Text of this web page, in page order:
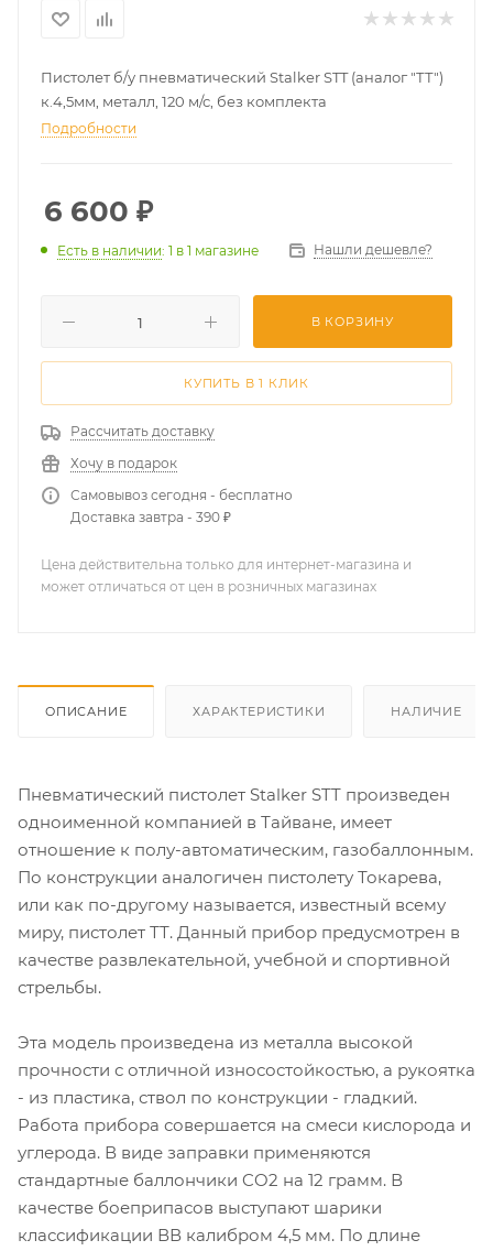
Пистолет б/у пневматический Stalker STT (аналог "ТТ")
к.4,5мм, металл, 120 м/с, без комплекта
Подробности
6 600 ₽
Есть в наличии: 1 в 1 магазине Нашли дешевле?
В КОРЗИНУ
КУПИТЬ В 1 КЛИК
Рассчитать доставку
Хочу в подарок
Самовывоз сегодня - бесплатно
Доставка завтра - 390 ₽
Цена действительна только для интернет-магазина и
может отличаться от цен в розничных магазинах
ОПИСАНИЕ ХАРАКТЕРИСТИКИ НАЛИЧИЕ
Пневматический пистолет Stalker STT произведен
одноименной компанией в Тайване, имеет
отношение к полу-автоматическим, газобаллонным.
По конструкции аналогичен пистолету Токарева,
или как по-другому называется, известный всему
миру, пистолет ТТ. Данный прибор предусмотрен в
качестве развлекательной, учебной и спортивной
стрельбы.
Эта модель произведена из металла высокой
прочности с отличной износостойкостью, а рукоятка
- из пластика, ствол по конструкции - гладкий.
Работа прибора совершается на смеси кислорода и
углерода. В виде заправки применяются
стандартные баллончики CO2 на 12 грамм. В
качестве боеприпасов выступают шарики
классификации ВВ калибром 4,5 мм. По длине